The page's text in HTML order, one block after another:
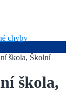
chyby
škola, Školní
škola,